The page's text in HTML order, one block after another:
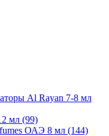
Al Rayan 7-8 мл
мл (99)
ОАЭ 8 мл (144)